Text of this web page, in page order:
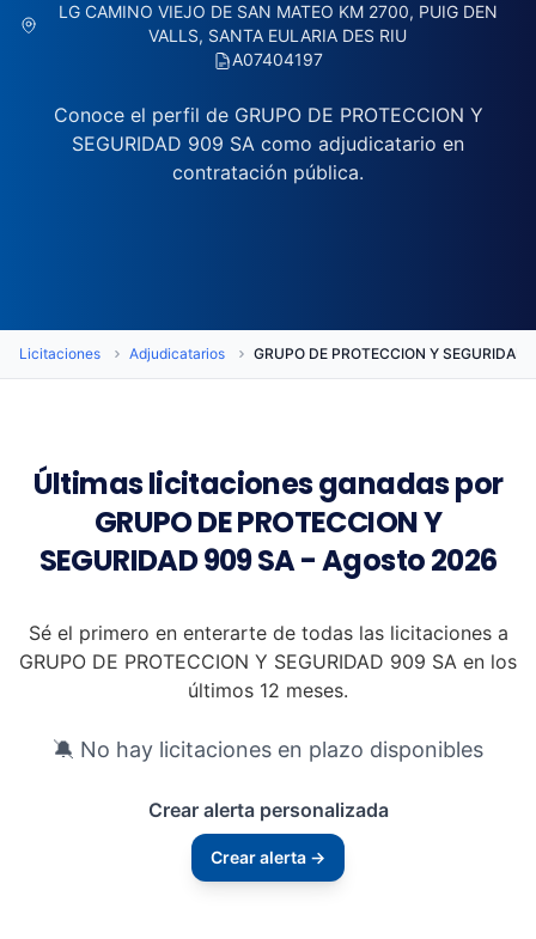
LG CAMINO VIEJO DE SAN MATEO KM 2700, PUIG DEN
VALLS, SANTA EULARIA DES RIU
A07404197
Conoce el perfil de GRUPO DE PROTECCION Y
SEGURIDAD 909 SA como adjudicatario en
contratación pública.
Licitaciones Adjudicatarios GRUPO DE PROTECCION Y SEGURIDAD
Últimas licitaciones ganadas por
GRUPO DE PROTECCION Y
SEGURIDAD 909 SA - Agosto 2026
Sé el primero en enterarte de todas las licitaciones a
GRUPO DE PROTECCION Y SEGURIDAD 909 SA en los
últimos 12 meses.
🔕 No hay licitaciones en plazo disponibles
Crear alerta personalizada
Crear alerta →